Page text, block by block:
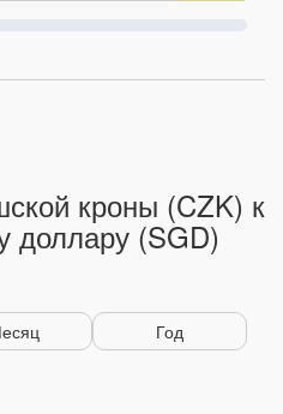
кроны (CZK) к
доллару (SGD)
Год